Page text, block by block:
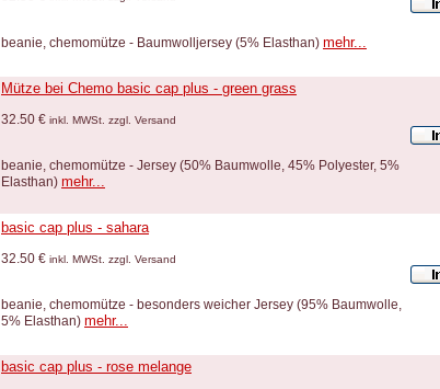
beanie, chemomütze - Baumwolljersey (5% Elasthan) mehr...
Mütze bei Chemo basic cap plus - green grass
32.50 € inkl. MWSt. zzgl. Versand
beanie, chemomütze - Jersey (50% Baumwolle, 45% Polyester, 5%
Elasthan) mehr...
basic cap plus - sahara
32.50 € inkl. MWSt. zzgl. Versand
beanie, chemomütze - besonders weicher Jersey (95% Baumwolle,
5% Elasthan) mehr...
basic cap plus - rose melange